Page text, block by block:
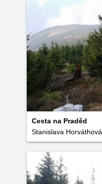
Cesta na Praděd
Stanislava Horváthová